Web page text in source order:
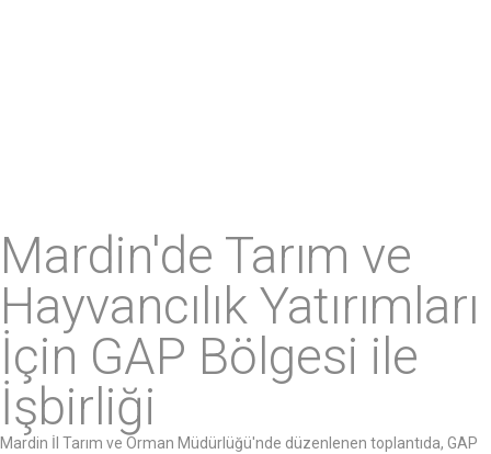
Mardin'de Tarım ve
Hayvancılık Yatırımları
İçin GAP Bölgesi ile
İşbirliği
Mardin İl Tarım ve Orman Müdürlüğü'nde düzenlenen toplantıda, GAP